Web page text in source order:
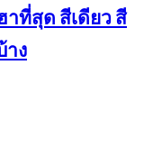
ที่สุด สีเดียว สี
าง